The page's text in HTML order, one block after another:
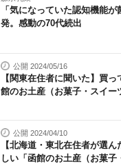
「気になっていた認知機能
発。感動の70代続出
公開 2024/05/16
【関東在住者に聞いた】買
館のお土産（お菓子・スイー
公開 2024/04/10
【北海道・東北在住者が選
しい「函館のお土産（お菓子